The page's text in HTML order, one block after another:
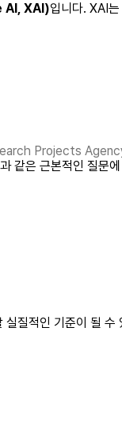
AI, XAI)입니다. XAI
Projects
같은 근본적인 질문
질적인 기준이 될 수